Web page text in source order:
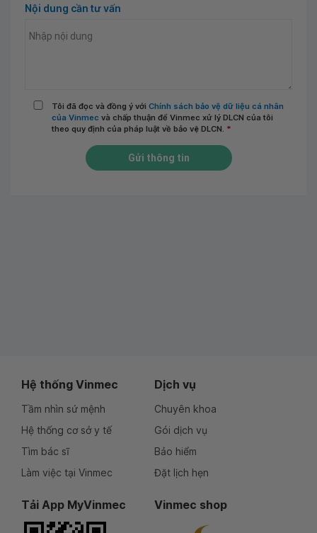
Nội dung cần tư vấn
Tôi đã đọc và đồng ý với Chính sách bảo vệ dữ liệu cá nhân
của Vinmec và chấp thuận để Vinmec xử lý DLCN của tôi
theo quy định của pháp luật về bảo vệ DLCN. *
Gửi thông tin
Hệ thống Vinmec
Tầm nhìn sứ mệnh
Hệ thống cơ sở y tế
Tìm bác sĩ
Làm việc tại Vinmec
Dịch vụ
Chuyên khoa
Gói dịch vụ
Bảo hiểm
Đặt lịch hẹn
Tải App MyVinmec Vinmec shop